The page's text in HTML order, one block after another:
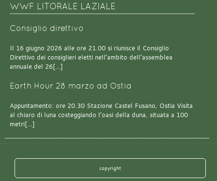
WWF LITORALE LAZIALE
Consiglio direttivo
Il 16 giugno 2026 alle ore 21.00 si riunisce il Consiglio
Direttivo dei consiglieri eletti nell’ambito dell’assemblea
annuale del 26[…]
Earth Hour 28 marzo ad Ostia
Appuntamento: ore 20.30 Stazione Castel Fusano, Ostia Visita
al chiaro di luna costeggiando l’oasi della duna, situata a 100
metri[…]
copyright